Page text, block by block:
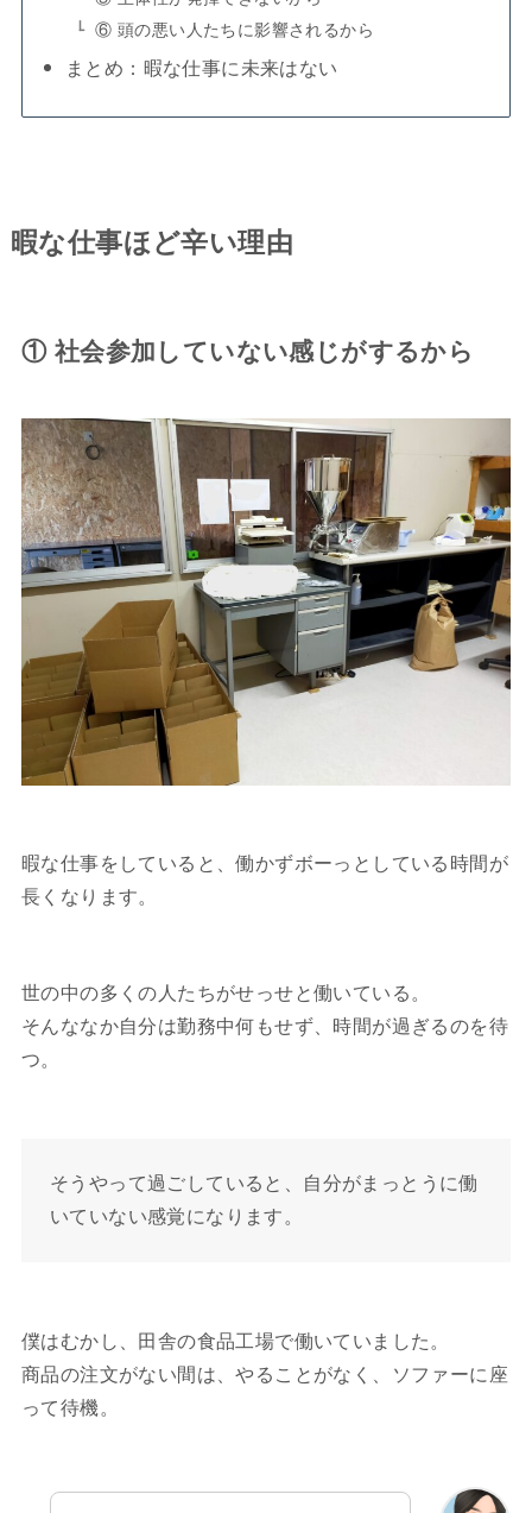
⑥ 頭の悪い人たちに影響されるから
まとめ：暇な仕事に未来はない
暇な仕事ほど辛い理由
① 社会参加していない感じがするから
暇な仕事をしていると、働かずボーっとしている時間が
長くなります。
世の中の多くの人たちがせっせと働いている。
そんななか自分は勤務中何もせず、時間が過ぎるのを待
つ。
そうやって過ごしていると、自分がまっとうに働
いていない感覚になります。
僕はむかし、田舎の食品工場で働いていました。
商品の注文がない間は、やることがなく、ソファーに座
って待機。